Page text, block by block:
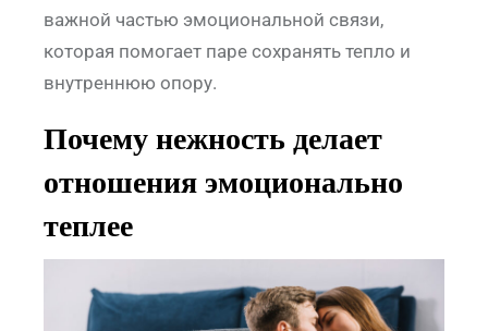
важной частью эмоциональной связи,
которая помогает паре сохранять тепло и
внутреннюю опору.
Почему нежность делает
отношения эмоционально
теплее